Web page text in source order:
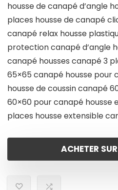
housse de canapé d’angle
places housse de canapé
canapé relax housse
protection canapé d’angle
canapé housses canapé 3
65×65 canapé housse pour
housse de coussin canapé
60×60 pour canapé housse
places housse extensible
ACHETER